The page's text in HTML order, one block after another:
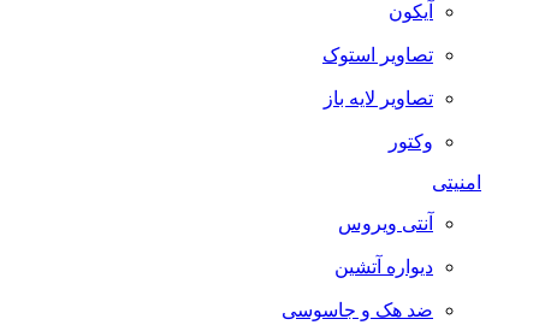
آیکون
تصاویر استوک
تصاویر لایه باز
وکتور
امنیتی
آنتی ویروس
دیواره آتشین
ضد هک و جاسوسی